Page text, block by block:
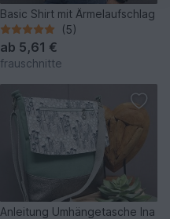
Basic Shirt mit Ärmelaufschlag
(5)
ab 5,61 €
frauschnitte
Anleitung Umhängetasche Ina